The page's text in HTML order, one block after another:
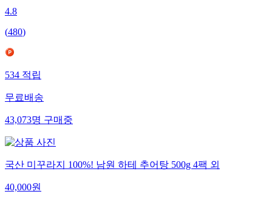
4.8
(480)
534적립
무료배송
43,073명구매중
국산 미꾸라지 100%! 남원 하테 추어탕 500g 4팩 외
40,000원